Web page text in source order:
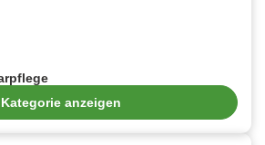
Kategorie anzeigen